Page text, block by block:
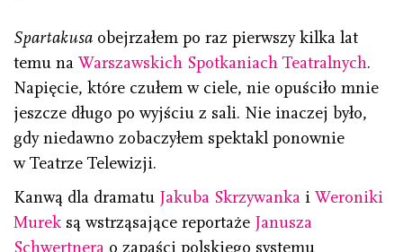
Spartakusa obejrzałem po raz pierwszy kilka lat
temu na Warszawskich Spotkaniach Teatralnych.
Napięcie, które czułem w ciele, nie opuściło mnie
jeszcze długo po wyjściu z sali. Nie inaczej było,
gdy niedawno zobaczyłem spektakl ponownie
w Teatrze Telewizji.
Kanwą dla dramatu Jakuba Skrzywanka i Weroniki
Murek są wstrząsające reportaże Janusza
Schwertnera o zapaści polskiego systemu